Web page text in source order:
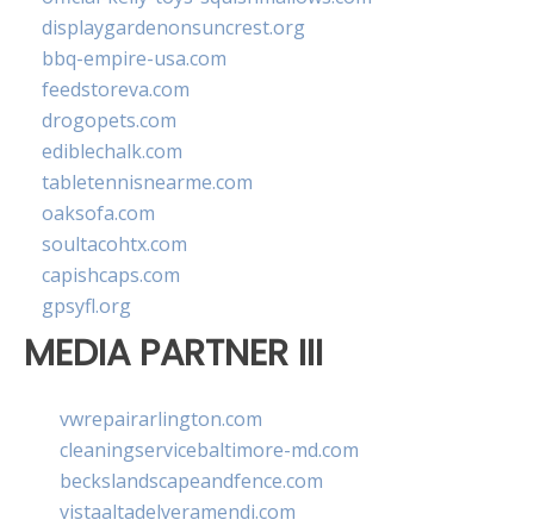
displaygardenonsuncrest.org
bbq-empire-usa.com
feedstoreva.com
drogopets.com
ediblechalk.com
tabletennisnearme.com
oaksofa.com
soultacohtx.com
capishcaps.com
gpsyfl.org
MEDIA PARTNER III
vwrepairarlington.com
cleaningservicebaltimore-md.com
beckslandscapeandfence.com
vistaaltadelveramendi.com